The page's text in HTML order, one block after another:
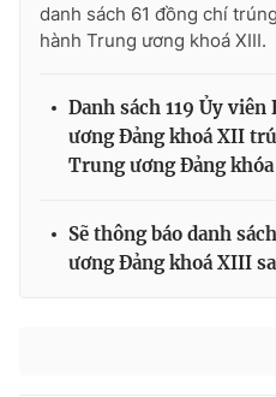
danh sách 61 đồng chí
hành Trung ương khoá XIII.
Danh sách 119 Ủy
ương Đảng khoá XII
Trung ương Đảng
Sẽ thông báo danh
ương Đảng khoá XIII